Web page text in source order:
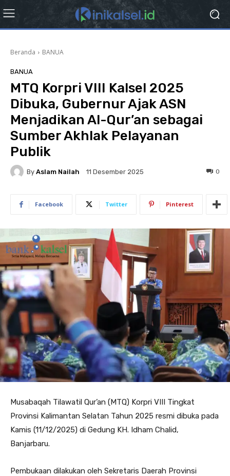
Beranda BANUA
BANUA
MTQ Korpri VIII Kalsel 2025
Dibuka, Gubernur Ajak ASN
Menjadikan Al-Qur’an sebagai
Sumber Akhlak Pelayanan
Publik
By Aslam Nailah 11 Desember 2025 0
Facebook Twitter Pinterest
Musabaqah Tilawatil Qur’an (MTQ) Korpri VIII Tingkat
Provinsi Kalimantan Selatan Tahun 2025 resmi dibuka pada
Kamis (11/12/2025) di Gedung KH. Idham Chalid,
Banjarbaru.
Pembukaan dilakukan oleh Sekretaris Daerah Provinsi